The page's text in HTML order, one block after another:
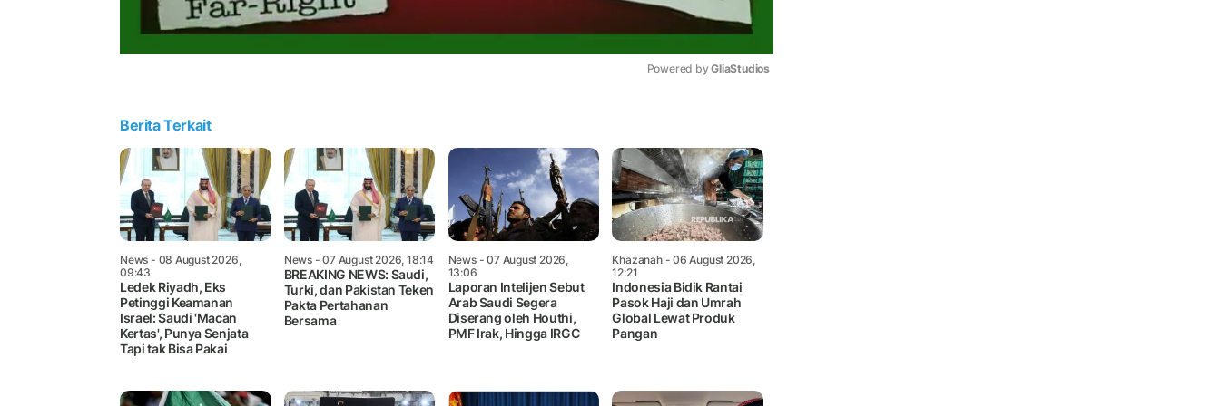
Powered by GliaStudios
Berita Terkait
News - 08 August 2026,
09:43
Ledek Riyadh, Eks
Petinggi Keamanan
Israel: Saudi 'Macan
Kertas', Punya Senjata
Tapi tak Bisa Pakai
News- 07 August 2026, 18:14
BREAKING NEWS: Saudi,
Turki, dan Pakistan Teken
Pakta Pertahanan
Bersama
News- 07 August 2026,
13:06
Laporan Intelijen Sebut
Arab Saudi Segera
Diserang oleh Houthi,
PMF Irak, Hingga IRGC
Khazanah- 06 August 2026,
12:21
Indonesia Bidik Rantai
Pasok Haji dan Umrah
Global Lewat Produk
Pangan